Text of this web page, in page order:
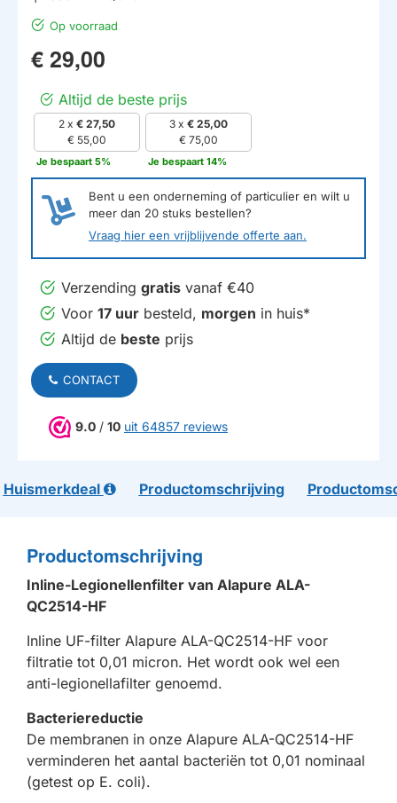
Op voorraad
€ 29,00
Altijd de beste prijs
2 x € 27,50
€ 55,00
Je bespaart 5%
3 x € 25,00
€ 75,00
Je bespaart 14%
Bent u een onderneming of particulier en wilt u
meer dan 20 stuks bestellen?
Vraag hier een vrijblijvende offerte aan.
Verzending gratis vanaf €40
Voor 17 uur besteld, morgen in huis*
Altijd de beste prijs
CONTACT
9.0 / 10 uit 64857 reviews
Huismerkdeal Productomschrijving
Productomschrijving
Inline-Legionellenfilter van Alapure ALA-
QC2514-HF
Inline UF-filter Alapure ALA-QC2514-HF voor
filtratie tot 0,01 micron. Het wordt ook wel een
anti-legionellafilter genoemd.
Bacteriereductie
De membranen in onze Alapure ALA-QC2514-HF
verminderen het aantal bacteriën tot 0,01 nominaal
(getest op E. coli).